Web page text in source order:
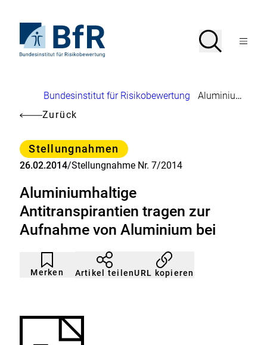
Seiteninhalt
springenStartseite
von
Suche
SucheMenü
Brotkrumennavigation
Bundesinstitut für Risikobewertung
Aluminiumhaltige Antitranspirantien tragen zur Aufnahme von Aluminium bei
Zurück
Kategorie
Stellungnahmen
26.02.2014/Stellungnahme Nr. 7/2014
Aluminiumhaltige
Antitranspirantien tragen zur
Aufnahme von Aluminium bei
Merken
Artikel
nicht
gemerkt
Durch
Klicken
der
Artikel teilenURL kopieren